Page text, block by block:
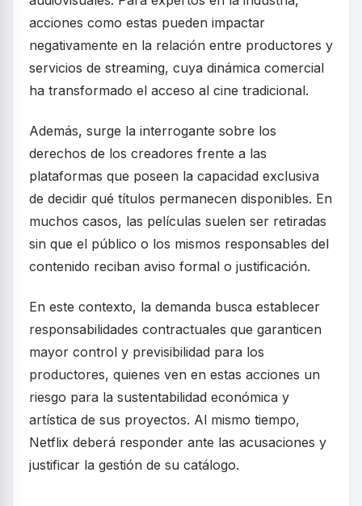
acciones como estas pueden impactar
negativamente en la relación entre productores y
servicios de streaming, cuya dinámica comercial
ha transformado el acceso al cine tradicional.
Además, surge la interrogante sobre los
derechos de los creadores frente a las
plataformas que poseen la capacidad exclusiva
de decidir qué títulos permanecen disponibles. En
muchos casos, las películas suelen ser retiradas
sin que el público o los mismos responsables del
contenido reciban aviso formal o justificación.
En este contexto, la demanda busca establecer
responsabilidades contractuales que garanticen
mayor control y previsibilidad para los
productores, quienes ven en estas acciones un
riesgo para la sustentabilidad económica y
artística de sus proyectos. Al mismo tiempo,
Netflix deberá responder ante las acusaciones y
justificar la gestión de su catálogo.